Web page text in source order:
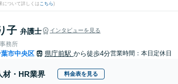
について詳しくは こちら)
子 弁護士 インタビューを見る
務所
市中央区 県庁前駅 から徒歩4分営業時間：本日定休日
材・HR業界 料金表を見る